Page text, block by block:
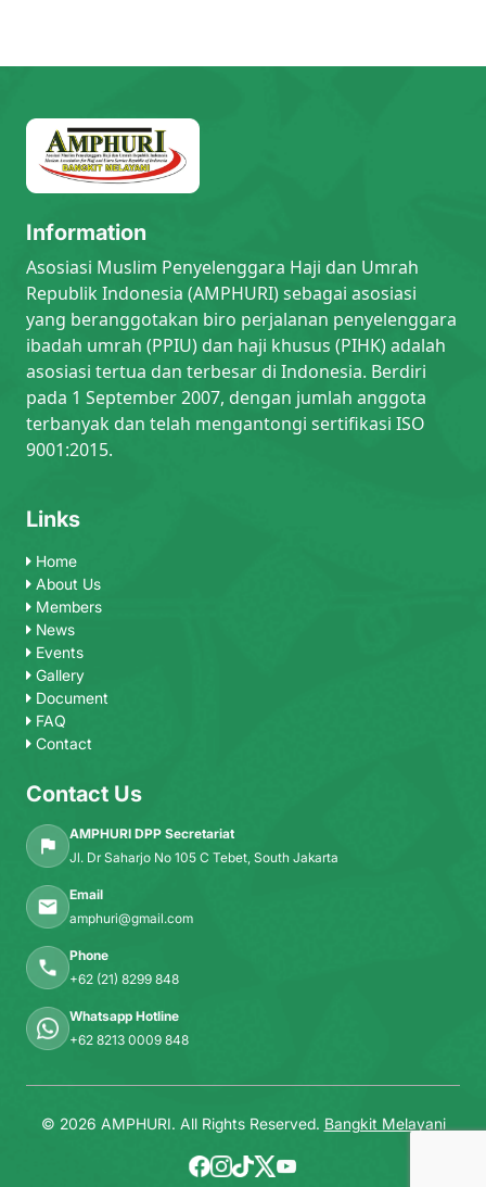
Information
Asosiasi Muslim Penyelenggara Haji dan Umrah
Republik Indonesia (AMPHURI) sebagai asosiasi
yang beranggotakan biro perjalanan penyelenggara
ibadah umrah (PPIU) dan haji khusus (PIHK) adalah
asosiasi tertua dan terbesar di Indonesia. Berdiri
pada 1 September 2007, dengan jumlah anggota
terbanyak dan telah mengantongi sertifikasi ISO
9001:2015.
Links
Home
About Us
Members
News
Events
Gallery
Document
FAQ
Contact
Contact Us
AMPHURI DPP Secretariat
Jl. Dr Saharjo No 105 C Tebet, South Jakarta
Email
amphuri@gmail.com
Phone
+62 (21) 8299 848
Whatsapp Hotline
+62 8213 0009 848
© 2026 AMPHURI. All Rights Reserved. Bangkit Melayani